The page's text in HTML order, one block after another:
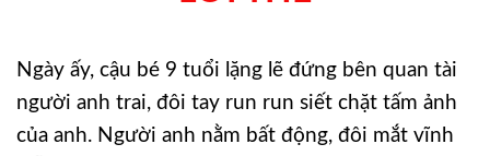
Ngày ấy, cậu bé 9 tuổi lặng lẽ đứng bên quan tài
người anh trai, đôi tay run run siết chặt tấm ảnh
của anh. Người anh nằm bất động, đôi mắt vĩnh